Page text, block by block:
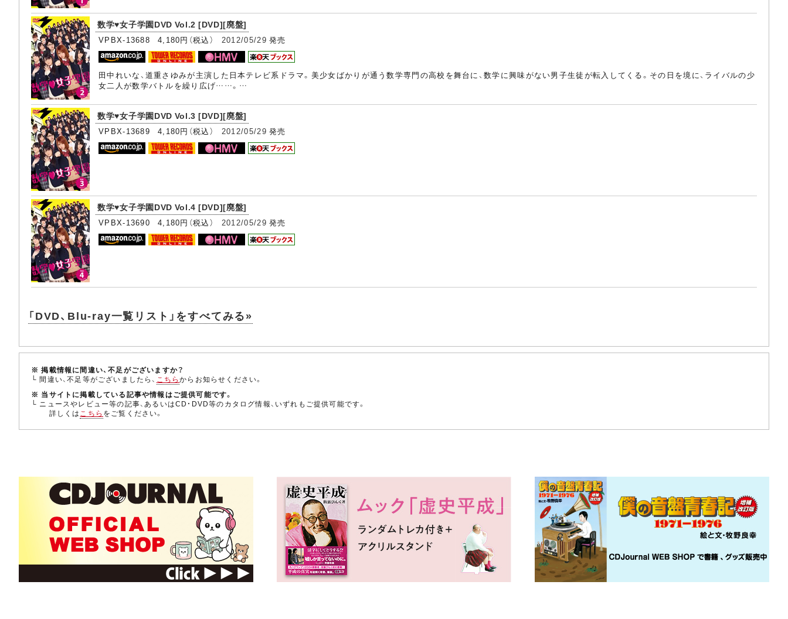
数学♥女子学園DVD Vol.2 [DVD][廃盤]
VPBX-13688 4,180円（税込） 2012/05/29 発売
田中れいな、道重さゆみが主演した日本テレビ系ドラマ。美少女ばかりが通う数学専門の高校を舞台に、数学に興味がない男子生徒が転入してくる。その日を境に、ライバルの少
女二人が数学バトルを繰り広げ……。…
数学♥女子学園DVD Vol.3 [DVD][廃盤]
VPBX-13689 4,180円（税込） 2012/05/29 発売
数学♥女子学園DVD Vol.4 [DVD][廃盤]
VPBX-13690 4,180円（税込） 2012/05/29 発売
「DVD、Blu-ray一覧リスト」をすべてみる»
※ 掲載情報に間違い、不足がございますか？
└ 間違い、不足等がございましたら、 こちらからお知らせください。
※ 当サイトに掲載している記事や情報はご提供可能です。
└ ニュースやレビュー等の記事、あるいはCD・DVD等のカタログ情報、いずれもご提供可能です。
詳しくはこちら をご覧ください。